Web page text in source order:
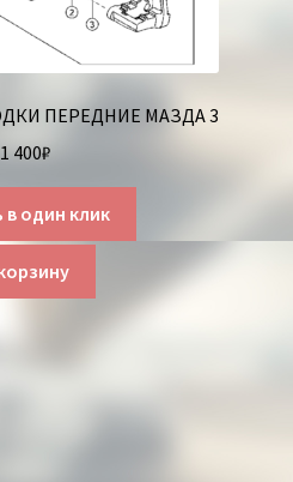
ПЕРЕДНИЕ МАЗДА 3
1 400₽
в один клик